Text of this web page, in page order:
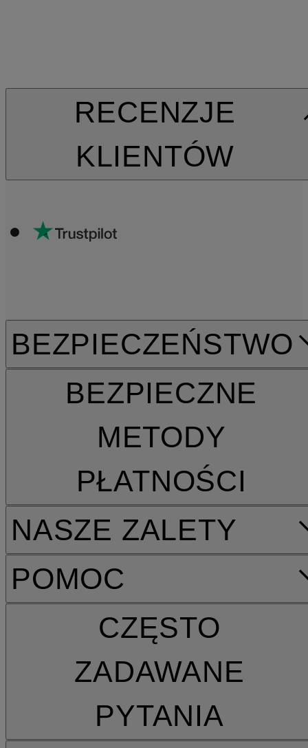
POMOC
CZĘSTO
ZADAWANE
PYTANIA
RECENZJE
KLIENTÓW
BEZPIECZEŃSTWO
BEZPIECZNE
METODY
PŁATNOŚCI
NASZE ZALETY